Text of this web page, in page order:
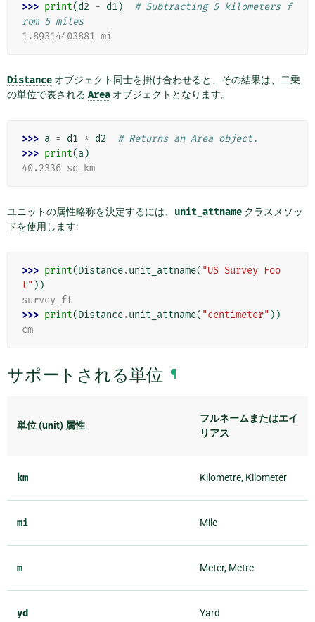
>>> print(d2 - d1)
# Subtracting 5 kilometers f
rom 5 miles
1.89314403881 mi
Distance オブジェクト同士を掛け合わせると、その結果は、二乗
の単位で表される Area オブジェクトとなります。
>>> a = d1 * d2
# Returns an Area object.
>>> print(a)
40.2336 sq_km
ユニットの属性略称を決定するには、 unit_attname クラスメソッ
ドを使用します:
>>> print(Distance.unit_attname( "US Survey Foo
t" ))
survey_ft
>>> print(Distance.unit_attname( "centimeter" ))
cm
サポートされる単位 ¶
単位 (unit) 属性
フルネームまたはエイ
リアス
km Kilometre, Kilometer
mi Mile
m Meter, Metre
yd Yard